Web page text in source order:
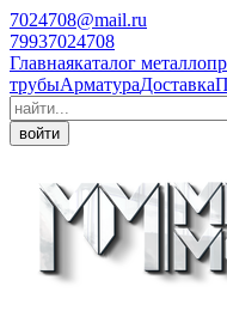
7024708@mail.ru
79937024708
Главнаякаталог
трубыАрматураДоставка
войти